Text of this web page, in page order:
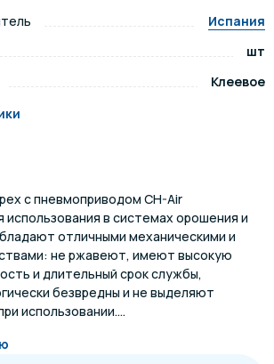
Испания
шт
Клеевое
с пневмоприводом CH-Air
использования в системах орошения и
отличными механическими и
не ржавеют, имеют высокую
и длительный срок службы,
безвредны и не выделяют
использовании....